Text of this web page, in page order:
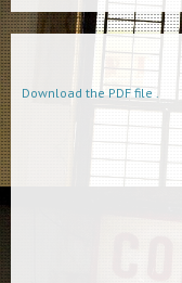
Download the PDF file .